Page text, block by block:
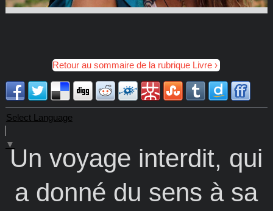
Retour au sommaire de la rubrique Livre
Select Language
▼Un voyage interdit, qui
a donné du sens à sa